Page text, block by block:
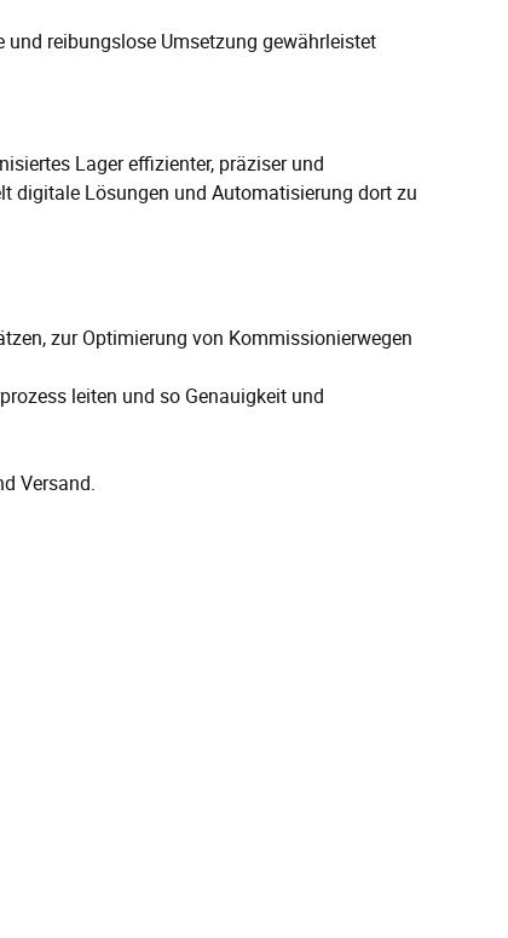
reibungslose Umsetzung gewährleistet
Lager effizienter, präziser und
digitale Lösungen und Automatisierung dort zu
zur Optimierung von Kommissionierwegen
leiten und so Genauigkeit und
Versand.